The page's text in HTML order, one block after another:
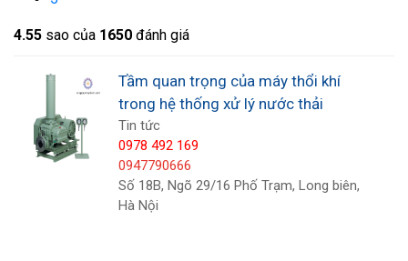
4.55 sao của 1650 đánh giá
Tầm quan trọng của máy thổi khí
trong hệ thống xử lý nước thải
Tin tức
0978 492 169
0947790666
Số 18B, Ngõ 29/16 Phố Trạm, Long biên,
Hà Nội